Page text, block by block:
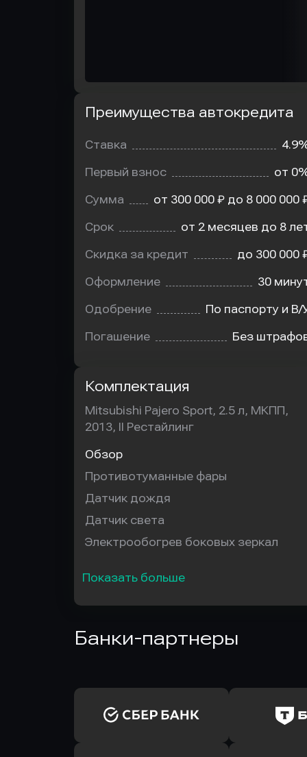
Преимущества автокредита
Ставка
Первый взнос от
Сумма от 300 000 ₽ до 8 000 000
Срок от 2 месяцев до 8
Скидка за кредит до 300 000
Оформление 30
Одобрение По паспорту и В/
Погашение Без
Комплектация
Mitsubishi Pajero Sport, 2.5 л, МКПП,
2013, II Рестайлинг
Обзор
Противотуманные фары
Датчик дождя
Датчик света
Электрообогрев боковых зеркал
Показать больше
Банки-партнеры